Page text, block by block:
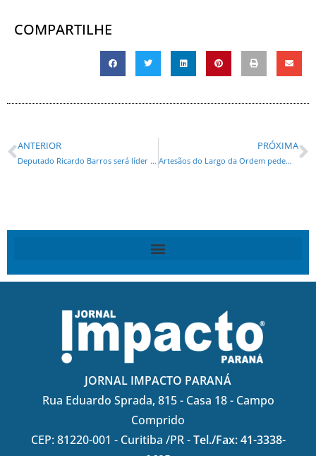
COMPARTILHE
ANTERIOR
Deputado Ricardo Barros será líder do governo na Câmara
PRÓXIMA
Artesãos do Largo da Ordem pedem reabertura da tradicional feira
JORNAL IMPACTO PARANÁ
Rua Eduardo Sprada, 815 - Casa 18 - Campo
Comprido
CEP: 81220-001 - Curitiba /PR -Tel./Fax: 41-3338-